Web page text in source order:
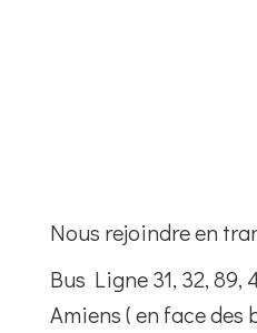
Nous rejoindre en
Bus Ligne 31, 32,
Amiens ( en face